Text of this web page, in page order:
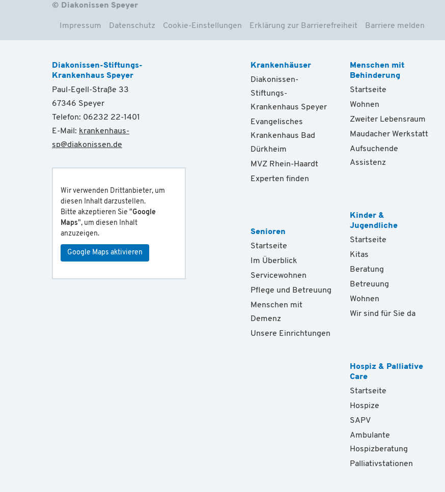
© Diakonissen Speyer
Impressum Datenschutz Cookie-Einstellungen Erklärung zur Barrierefreiheit Barriere melden
Diakonissen-Stiftungs-
Krankenhaus Speyer
Paul-Egell-Straße 33
67346 Speyer
Telefon: 06232 22-1401
E-Mail: krankenhaus-
sp@diakonissen.de
Wir verwenden Drittanbieter, um
diesen Inhalt darzustellen.
Bitte akzeptieren Sie "Google
Maps", um diesen Inhalt
anzuzeigen.
Google Maps aktivieren
Krankenhäuser
Diakonissen-
Stiftungs-
Krankenhaus Speyer
Evangelisches
Krankenhaus Bad
Dürkheim
MVZ Rhein-Haardt
Experten finden
Senioren
Startseite
Im Überblick
Servicewohnen
Pflege und Betreuung
Menschen mit
Demenz
Unsere Einrichtungen
Menschen mit
Behinderung
Startseite
Wohnen
Zweiter Lebensraum
Maudacher Werkstatt
Aufsuchende
Assistenz
Kinder &
Jugendliche
Startseite
Kitas
Beratung
Betreuung
Wohnen
Wir sind für Sie da
Hospiz & Palliative
Care
Startseite
Hospize
SAPV
Ambulante
Hospizberatung
Palliativstationen